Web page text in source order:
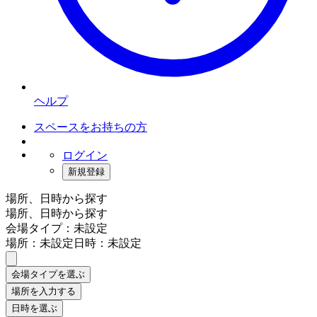
ヘルプ
スペースをお持ちの方
ログイン
新規登録
場所、日時から探す
場所、日時から探す
会場タイプ：未設定
場所：未設定日時：未設定
会場タイプを選ぶ
場所を入力する
日時を選ぶ